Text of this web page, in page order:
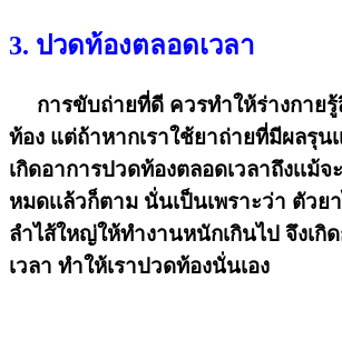
3. ปวดท้องตลอดเวลา
การขับถ่ายที่ดี ควรทำให้ร่างกาย
ท้อง แต่ถ้าหากเราใช้ยาถ่ายที่มีผลรุนเ
เกิดอาการปวดท้องตลอดเวลาถึงเเม้
หมดเเล้วก็ตาม นั่นเป็นเพราะว่า ตัวย
ลำไส้ใหญ่ให้ทำงานหนักเกินไป จึงเกิ
เวลา ทำให้เราปวดท้องนั่นเอง